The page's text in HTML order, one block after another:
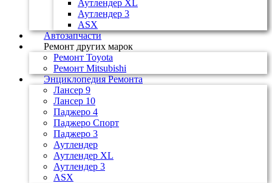
Аутлендер ХL
Аутлендер 3
ASX
Автозапчасти
Ремонт других марок
Ремонт Toyota
Ремонт Mitsubishi
Энциклопедия Ремонта
Лансер 9
Лансер 10
Паджеро 4
Паджеро Спорт
Паджеро 3
Аутлендер
Аутлендер ХL
Аутлендер 3
ASX